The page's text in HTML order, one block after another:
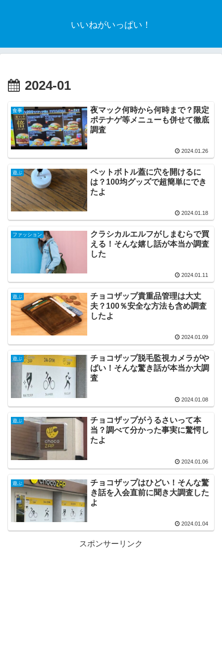
いいねがいっぱい！
2024-01
食事
夜マック何時から何時まで？限定
ポテナゲ等メニューも併せて徹底
調査
2024.01.26
遊ぶ
ペットボトル蓋に穴を開けるに
は？100均グッズで超簡単にでき
たよ
2024.01.18
ファッション
クラシカルエルフがしまむらで買
える！そんな嬉し話が本当か調査
した
2024.01.11
遊ぶ
チョコザップ貴重品管理は大丈
夫？100％安全な方法も含め調査
したよ
2024.01.09
遊ぶ
チョコザップ脱毛監視カメラがや
ばい！そんな驚き話が本当か大調
査
2024.01.08
遊ぶ
チョコザップがうるさいって本
当？調べて分かった事実に驚愕し
たよ
2024.01.06
遊ぶ
チョコザップはひどい！そんな驚
き話を入会直前に聞き大調査した
よ
2024.01.04
スポンサーリンク